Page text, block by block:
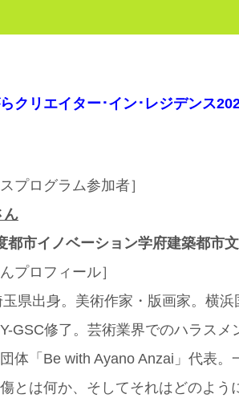
らクリエイター･イン･レジデンス
プログラム参加者］
ん
市イノベーション学府建築都市
プロフィール］
県出身。美術作家・版画家。横
GSC修了。芸術業界でのハラス
体「Be with Ayano Anzai」代表
とは何か、そしてそれはどのよう